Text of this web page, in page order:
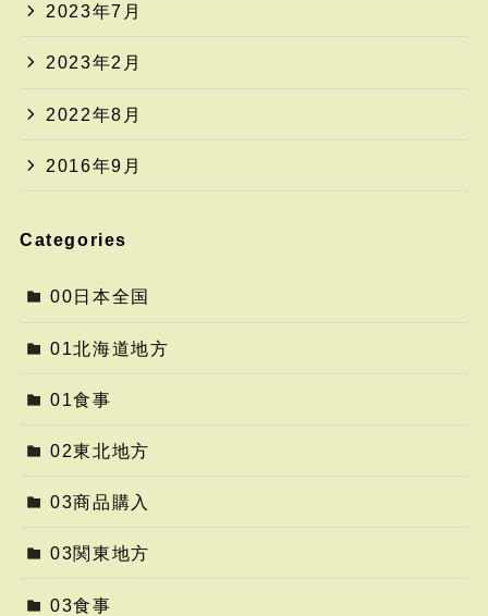
2023年7月
2023年2月
2022年8月
2016年9月
Categories
00日本全国
01北海道地方
01食事
02東北地方
03商品購入
03関東地方
03食事